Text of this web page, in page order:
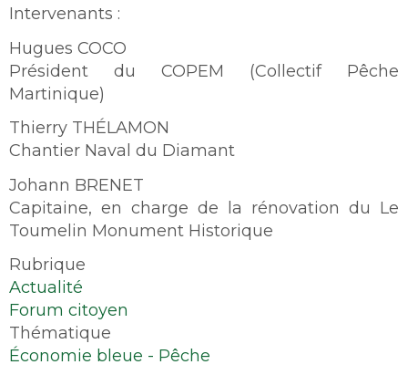
Intervenants :
Hugues COCO
Président du COPEM (Collectif Pêche
Martinique)
Thierry THÉLAMON
Chantier Naval du Diamant
Johann BRENET
Capitaine, en charge de la rénovation du Le
Toumelin Monument Historique
Rubrique
Actualité
Forum citoyen
Thématique
Économie bleue - Pêche